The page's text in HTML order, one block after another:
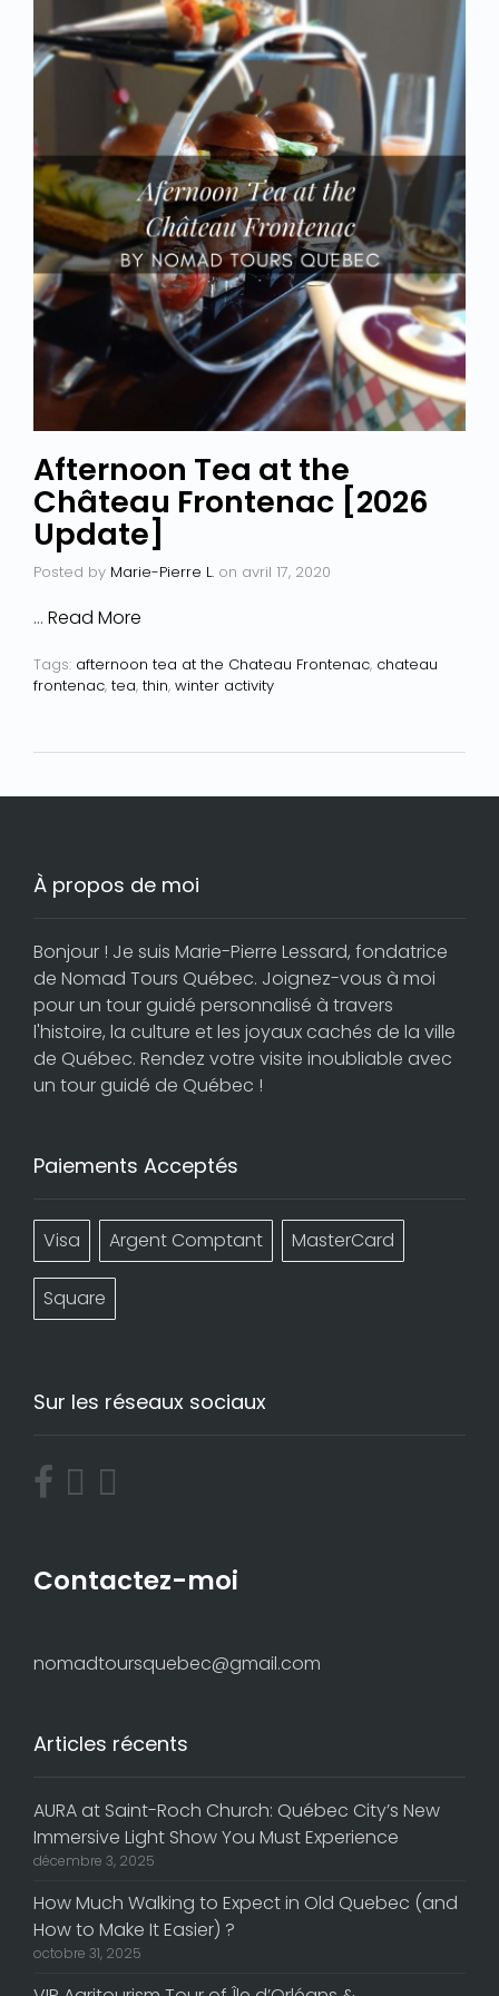
Afternoon Tea at the
Château Frontenac [2026
Update]
Posted by Marie-Pierre L. on avril 17, 2020
… Read More
Tags: afternoon tea at the Chateau Frontenac, chateau
frontenac, tea, thin, winter activity
À propos de moi
Bonjour ! Je suis Marie-Pierre Lessard, fondatrice
de Nomad Tours Québec. Joignez-vous à moi
pour un tour guidé personnalisé à travers
l'histoire, la culture et les joyaux cachés de la ville
de Québec. Rendez votre visite inoubliable avec
un tour guidé de Québec !
Paiements Acceptés
Visa Argent Comptant MasterCard
Square
Sur les réseaux sociaux
Contactez-moi
nomadtoursquebec@gmail.com
Articles récents
AURA at Saint-Roch Church: Québec City’s New
Immersive Light Show You Must Experience
décembre 3, 2025
How Much Walking to Expect in Old Quebec (and
How to Make It Easier) ?
octobre 31, 2025